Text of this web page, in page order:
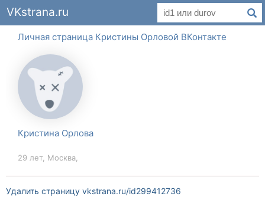
VKstrana.ru
Личная страница Кристины Орловой ВКонтакте
Кристина Орлова
29 лет, Москва,
Удалить страницу vkstrana.ru/id299412736